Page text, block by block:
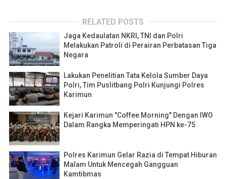
RELATED POSTS
Jaga Kedaulatan NKRI, TNI dan Polri
Melakukan Patroli di Perairan Perbatasan Tiga
Negara
Lakukan Penelitian Tata Kelola Sumber Daya
Polri, Tim Puslitbang Polri Kunjungi Polres
Karimun
Kejari Karimun "Coffee Morning" Dengan IWO
Dalam Rangka Memperingati HPN ke-75
Polres Karimun Gelar Razia di Tempat Hiburan
Malam Untuk Mencegah Gangguan
Kamtibmas